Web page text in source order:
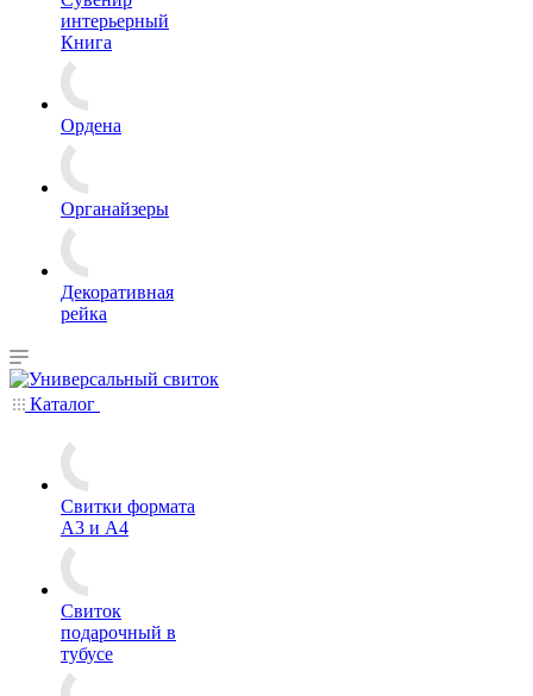
интерьерный
Книга
Ордена
Органайзеры
Декоративная
рейка
Каталог
Свитки формата
А3 и А4
Свиток
подарочный в
тубусе